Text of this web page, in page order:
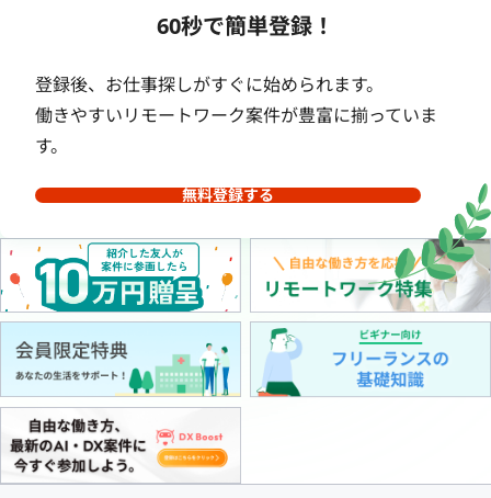
60秒で簡単登録！
登録後、お仕事探しがすぐに始められます。
働きやすいリモートワーク案件が豊富に揃っていま
す。
無料登録する